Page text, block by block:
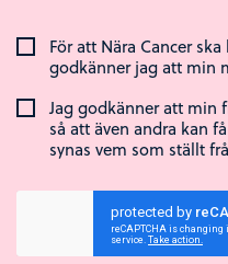
För att Nära Cancer
godkänner jag att min
Jag godkänner att min
så att även andra kan
synas vem som ställt